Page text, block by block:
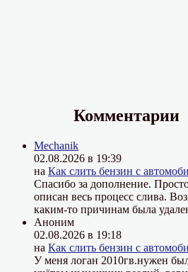
Комментарии
Mechanik
02.08.2026 в 19:39
на Как слить бензин с
Спасибо за дополнение.
описан весь процесс слива.
каким-то причинам была
Аноним
02.08.2026 в 19:18
на Как слить бензин с
У меня логан 2010гв.нужен